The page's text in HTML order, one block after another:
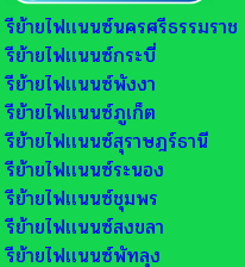
รีย้ายไฟเเนนซ์นครศรีธรรมราช
รีย้ายไฟเเนนซ์กระบี่
รีย้ายไฟเเนนซ์พังงา
รีย้ายไฟเเนนซ์ภูเก็ต
รีย้ายไฟเเนนซ์สุราษฎร์ธานี
รีย้ายไฟเเนนซ์ระนอง
รีย้ายไฟเเนนซ์ชุมพร
รีย้ายไฟเเนนซ์สงขลา
รีย้ายไฟเเนนซ์พัทลุง